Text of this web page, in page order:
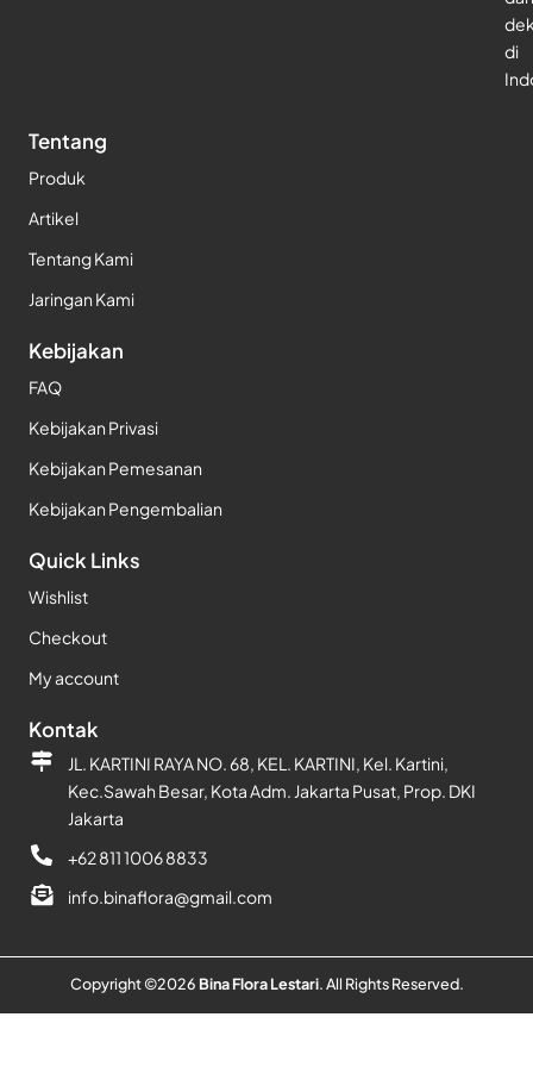
di
Tentang
Produk
Artikel
Tentang Kami
Jaringan Kami
Kebijakan
FAQ
Kebijakan Privasi
Kebijakan Pemesanan
Kebijakan Pengembalian
Quick Links
Wishlist
Checkout
My account
Kontak
JL. KARTINI RAYA NO. 68, KEL. KARTINI, Kel. Kartini,
Kec.Sawah Besar, Kota Adm. Jakarta Pusat, Prop. DKI
Jakarta
+62 811 1006 8833
info.binaflora@gmail.com
Copyright ©2026 Bina Flora Lestari. All Rights Reserved.